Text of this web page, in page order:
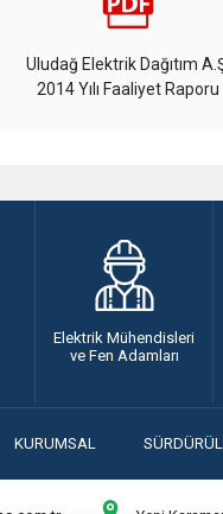
Uludağ Elektrik Dağıtım
2014 Yılı Faaliyet Raporu
Elektrik Mühendisleri
ve Fen Adamları
KURUMSAL